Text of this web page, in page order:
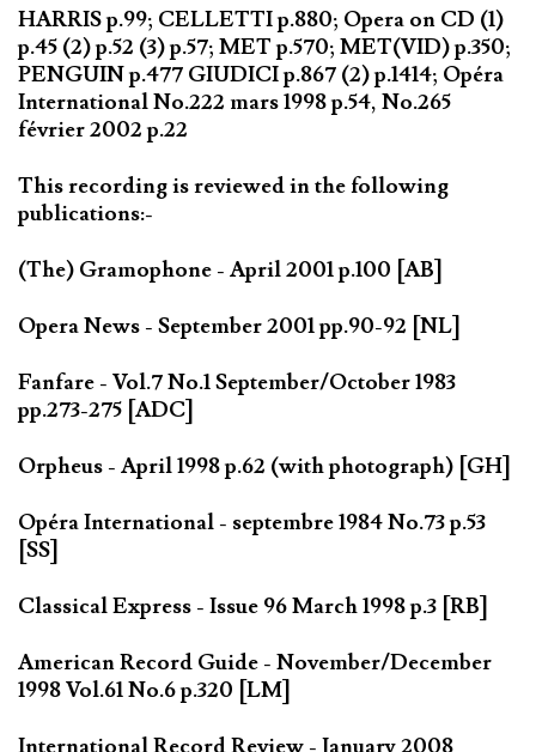
HARRIS p.99; CELLETTI p.880; Opera on CD (1)
p.45 (2) p.52 (3) p.57; MET p.570; MET(VID) p.350;
PENGUIN p.477 GIUDICI p.867 (2) p.1414; Opéra
International No.222 mars 1998 p.54, No.265
février 2002 p.22
This recording is reviewed in the following
publications:-
(The) Gramophone - April 2001 p.100 [AB]
Opera News - September 2001 pp.90-92 [NL]
Fanfare - Vol.7 No.1 September/October 1983
pp.273-275 [ADC]
Orpheus - April 1998 p.62 (with photograph) [GH]
Opéra International - septembre 1984 No.73 p.53
[SS]
Classical Express - Issue 96 March 1998 p.3 [RB]
American Record Guide - November/December
1998 Vol.61 No.6 p.320 [LM]
International Record Review - January 2008